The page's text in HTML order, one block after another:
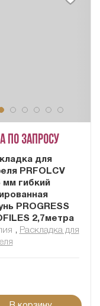
по запросу
для
PRFOLCV
мм гибкий
PROGRESS
2,7метра
, Раскладка для